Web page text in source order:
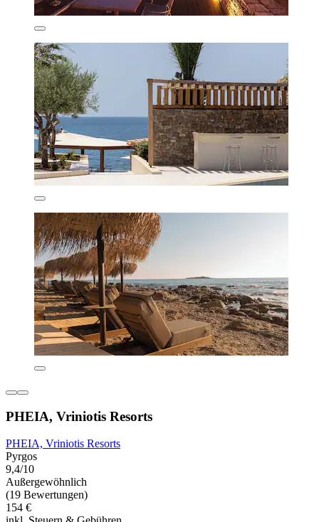
PHEIA, Vriniotis Resorts
PHEIA, Vriniotis Resorts
Pyrgos
9,4/10
Außergewöhnlich
(19 Bewertungen)
154 €